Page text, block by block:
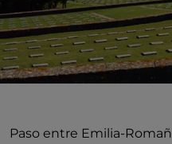
Paso entre Emilia-